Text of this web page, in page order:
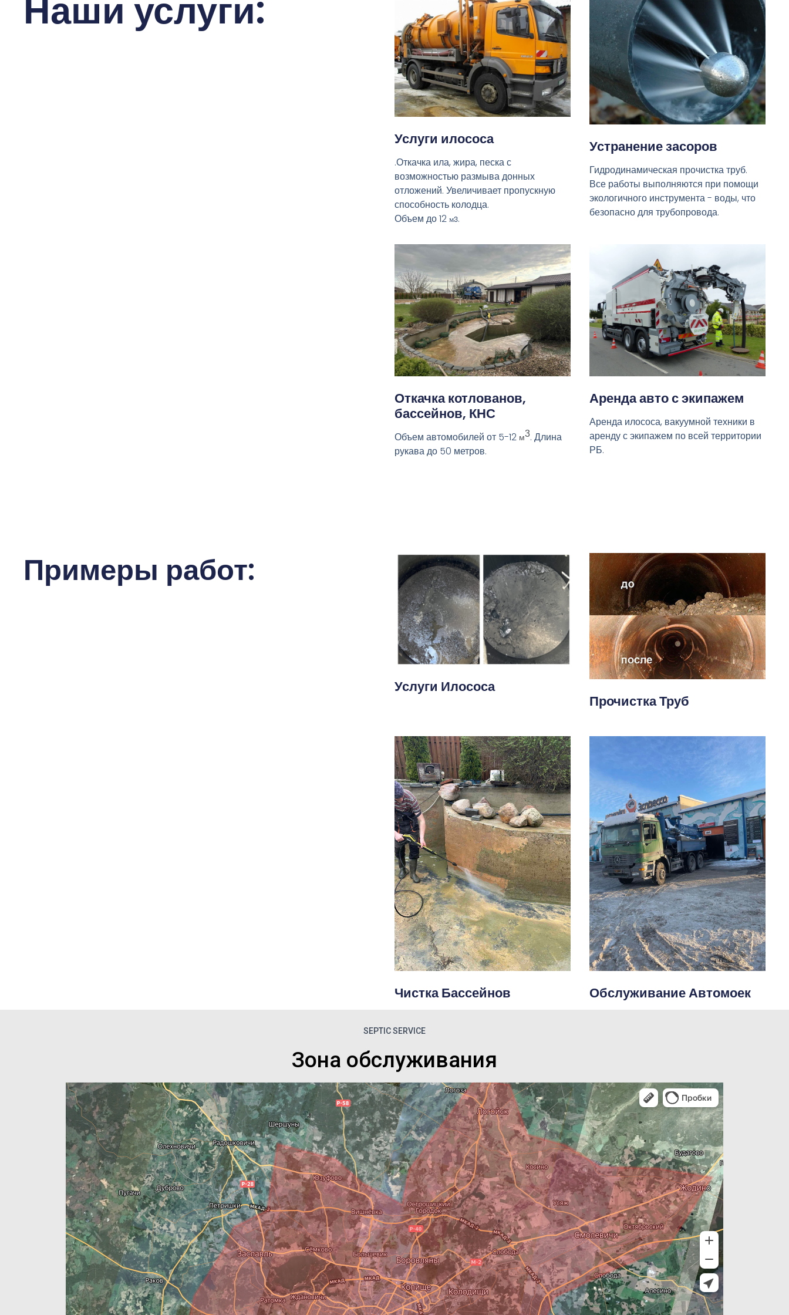
Наши услуги:
Услуги илососа
.Откачка ила, жира, песка с
возможностью размыва донных
отложений. Увеличивает пропускную
способность колодца.
Объем до 12 м3.
Устранение засоров
Гидродинамическая прочистка труб.
Все работы выполняются при помощи
экологичного инструмента - воды, что
безопасно для трубопровода.
Откачка котлованов,
бассейнов, КНС
Объем автомобилей от 5-12 м3. Длина
рукава до 50 метров.
Аренда авто с экипажем
Аренда илососа, вакуумной техники в
аренду с экипажем по всей территории
РБ.
Примеры работ:
Услуги Илососа
Прочистка Труб
Чистка Бассейнов Обслуживание Автомоек
SEPTIC SERVICE
Зона обслуживания